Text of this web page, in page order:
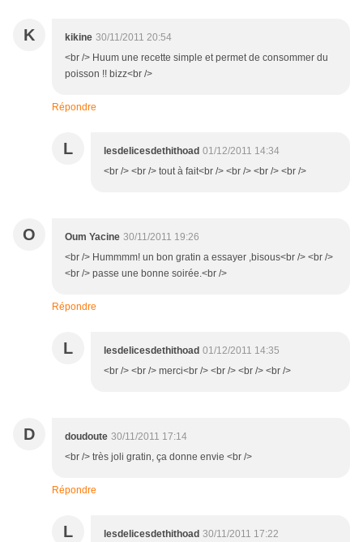
K kikine 30/11/2011 20:54
<br /> Huum une recette simple et permet de consommer du
poisson !! bizz<br />
Répondre
L lesdelicesdethithoad 01/12/2011 14:34
<br /> <br /> tout à fait<br /> <br /> <br /> <br />
O Oum Yacine 30/11/2011 19:26
<br /> Hummmm! un bon gratin a essayer ,bisous<br /> <br />
<br /> passe une bonne soirée.<br />
Répondre
L lesdelicesdethithoad 01/12/2011 14:35
<br /> <br /> merci<br /> <br /> <br /> <br />
D doudoute 30/11/2011 17:14
<br /> très joli gratin, ça donne envie <br />
Répondre
L lesdelicesdethithoad 30/11/2011 17:22